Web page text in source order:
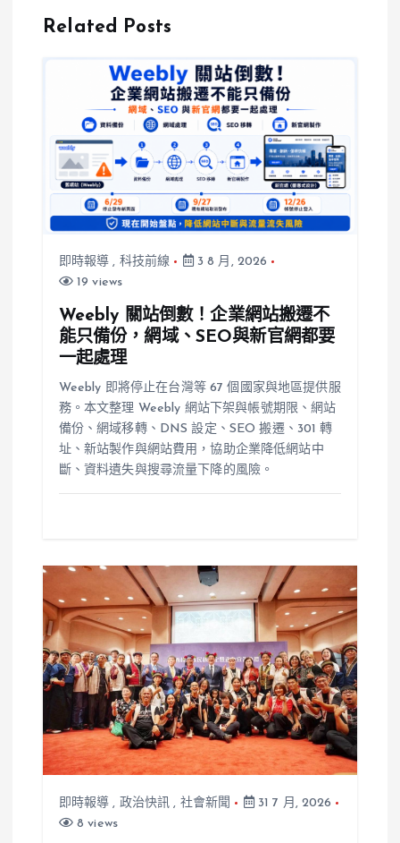
波及
也拉不動
Related Posts
即時報導 , 科技前線
3 8 月, 2026
19 views
Weebly 關站倒數！企業網站搬遷不
能只備份，網域、SEO與新官網都要
一起處理
Weebly 即將停止在台灣等 67 個國家與地區提供服
務。本文整理 Weebly 網站下架與帳號期限、網站
備份、網域移轉、DNS 設定、SEO 搬遷、301 轉
址、新站製作與網站費用，協助企業降低網站中
斷、資料遺失與搜尋流量下降的風險。
即時報導 , 政治快訊 , 社會新聞
31 7 月, 2026
8 views